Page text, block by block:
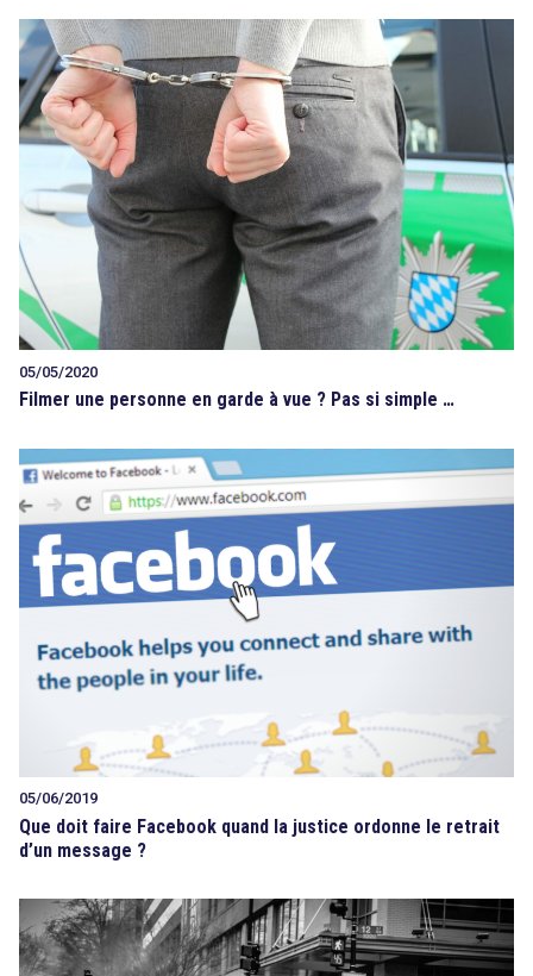
05/05/2020
Filmer une personne en garde à vue ? Pas si simple …
05/06/2019
Que doit faire Facebook quand la justice ordonne le retrait
d’un message ?